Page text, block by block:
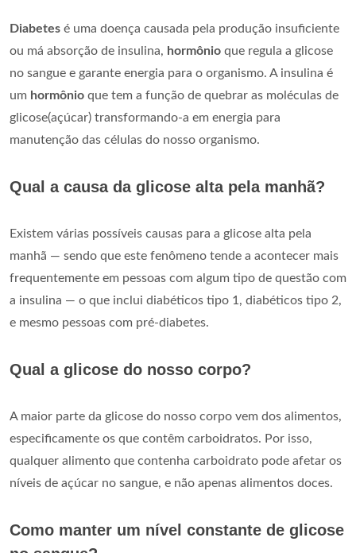
Diabetes é uma doença causada pela produção insuficiente
ou má absorção de insulina, hormônio que regula a glicose
no sangue e garante energia para o organismo. A insulina é
um hormônio que tem a função de quebrar as moléculas de
glicose(açúcar) transformando-a em energia para
manutenção das células do nosso organismo.
Qual a causa da glicose alta pela manhã?
Existem várias possíveis causas para a glicose alta pela
manhã — sendo que este fenômeno tende a acontecer mais
frequentemente em pessoas com algum tipo de questão com
a insulina — o que inclui diabéticos tipo 1, diabéticos tipo 2,
e mesmo pessoas com pré-diabetes.
Qual a glicose do nosso corpo?
A maior parte da glicose do nosso corpo vem dos alimentos,
especificamente os que contêm carboidratos. Por isso,
qualquer alimento que contenha carboidrato pode afetar os
níveis de açúcar no sangue, e não apenas alimentos doces.
Como manter um nível constante de glicose